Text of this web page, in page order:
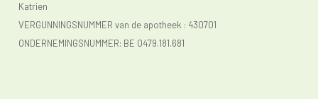
Katrien
VERGUNNINGSNUMMER van de apotheek : 430701
ONDERNEMINGSNUMMER: BE 0479.181.681